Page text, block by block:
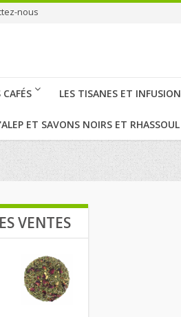
nous
LES TISANES ET
ET SAVONS NOIRS ET
VENTES